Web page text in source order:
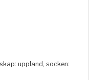
uppland, socken: